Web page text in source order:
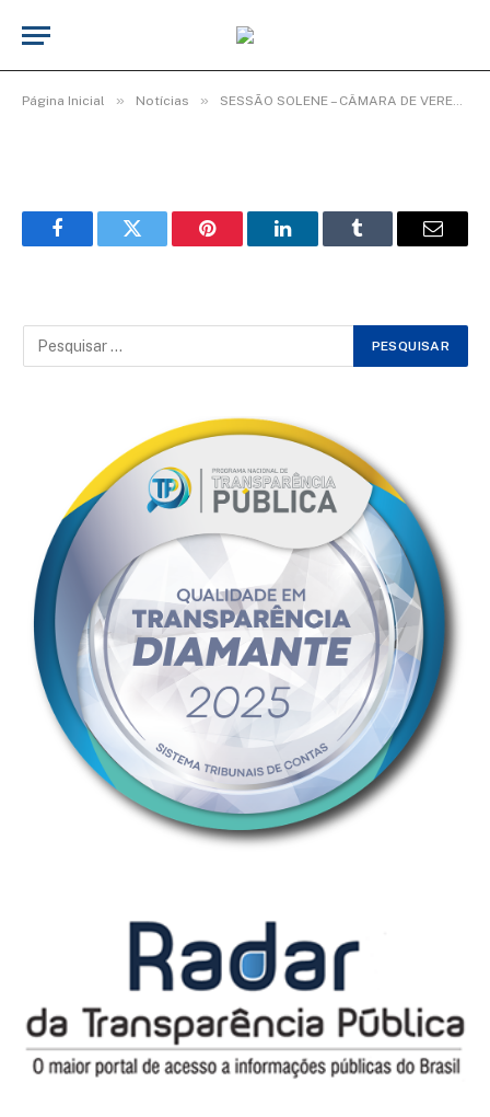
Página Inicial » Notícias » SESSÃO SOLENE – CÂMARA DE VEREADORES ENCERRA ANO LEGISLATIVO COM HOMENAGENS.
(4)
FacebookTwitter Pinterest LinkedInTumblr Email